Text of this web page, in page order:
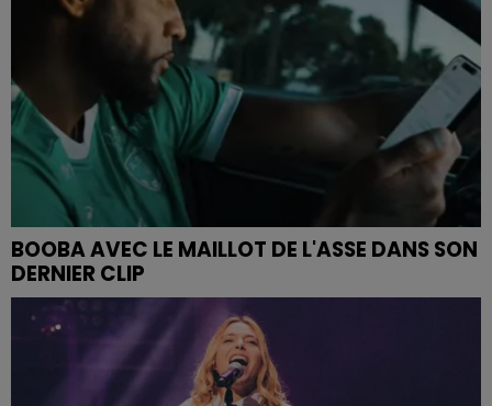
BOOBA AVEC LE MAILLOT DE L'ASSE DANS SON
DERNIER CLIP